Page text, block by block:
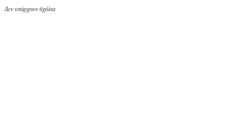
Δεν υπάρχουν σχόλια